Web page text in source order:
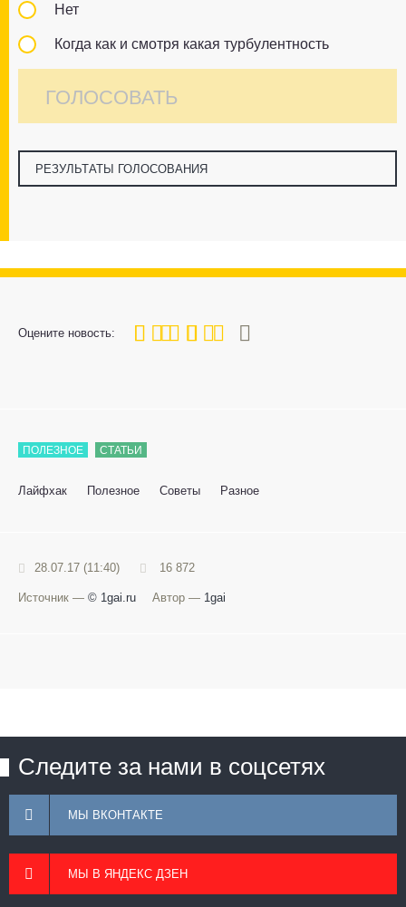
Нет
Когда как и смотря какая турбулентность
ГОЛОСОВАТЬ
РЕЗУЛЬТАТЫ ГОЛОСОВАНИЯ
Оцените новость:
80
1 3 4 5
ПОЛЕЗНОЕ СТАТЬИ
Лайфхак Полезное Советы Разное
28.07.17 (11:40) 16 872
Источник — © 1gai.ru Автор — 1gai
Следите за нами в соцсетях
МЫ ВКОНТАКТЕ
МЫ В ЯНДЕКС ДЗЕН